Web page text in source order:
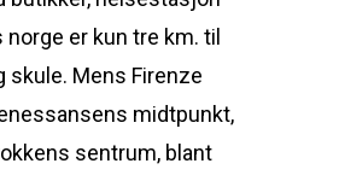
er kun tre km. til
skule. Mens Firenze
midtpunkt,
sentrum, blant